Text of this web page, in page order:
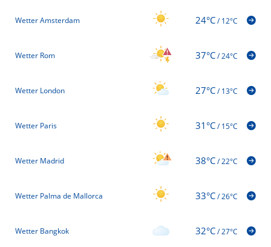
Wetter Amsterdam 24°C/12°C
Wetter Rom 37°C/24°C
Wetter London 27°C/13°C
Wetter Paris 31°C/15°C
Wetter Madrid 38°C/22°C
Wetter Palma de Mallorca 33°C/26°C
Wetter Bangkok 32°C/27°C